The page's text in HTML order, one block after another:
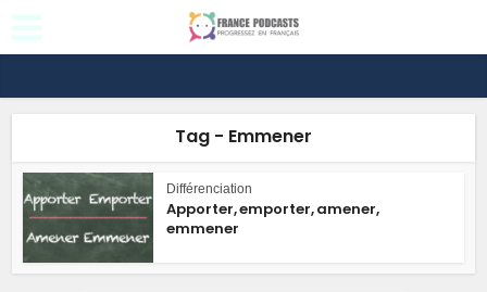
Tag - Emmener
Différenciation
Apporter, emporter, amener,
emmener